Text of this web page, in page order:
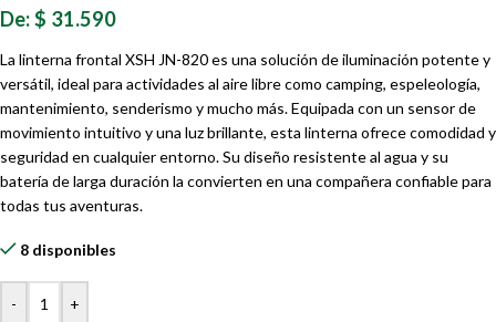
De:$ 31.590
La linterna frontal XSH JN-820 es una solución de iluminación potente y
versátil, ideal para actividades al aire libre como camping, espeleología,
mantenimiento, senderismo y mucho más. Equipada con un sensor de
movimiento intuitivo y una luz brillante, esta linterna ofrece comodidad y
seguridad en cualquier entorno. Su diseño resistente al agua y su
batería de larga duración la convierten en una compañera confiable para
todas tus aventuras.
8 disponibles
- +